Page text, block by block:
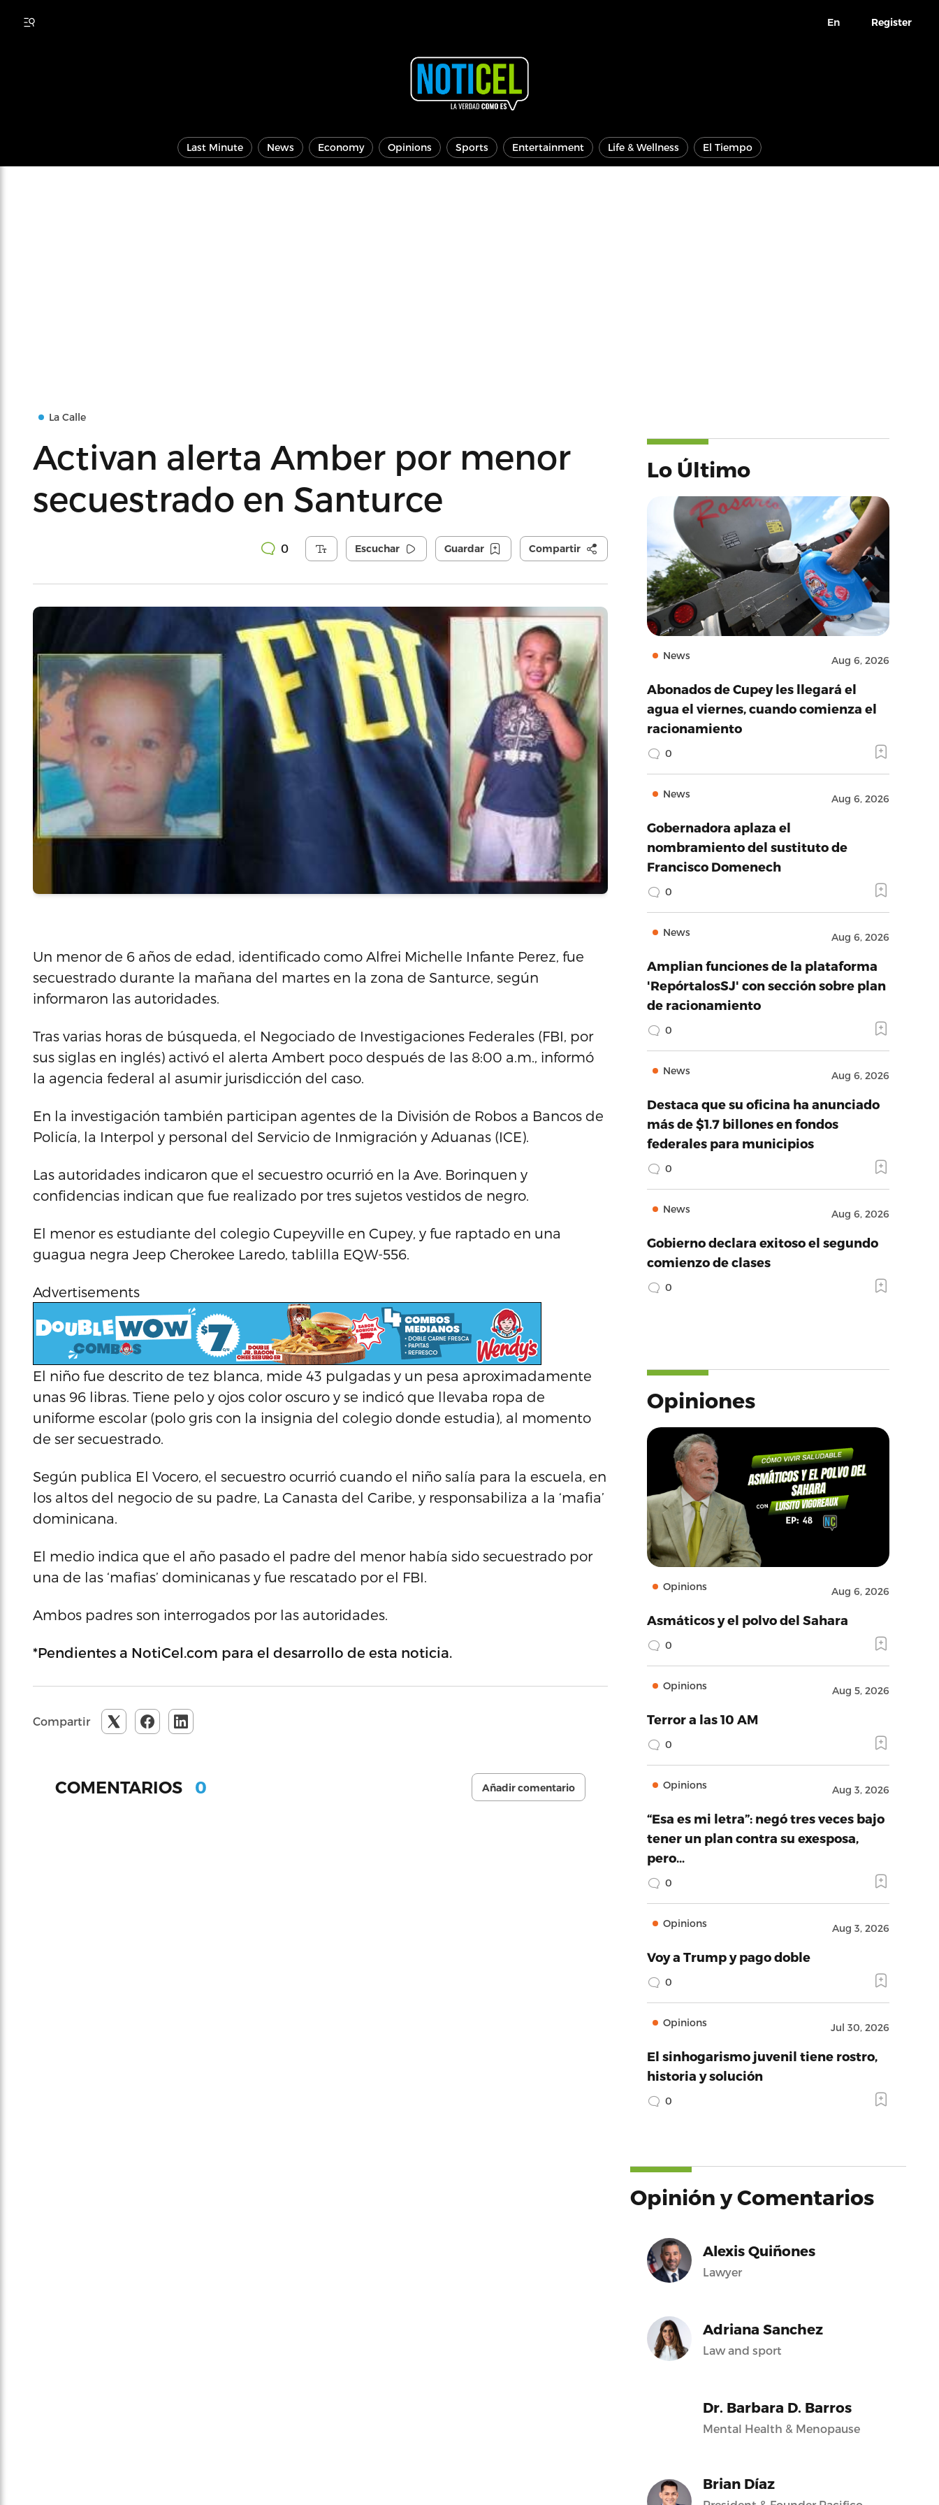
En Register
Last Minute News Economy Opinions Sports Entertainment Life & Wellness El Tiempo
La Calle
Activan alerta Amber por menor
secuestrado en Santurce
0 Escuchar Guardar Compartir
Un menor de 6 años de edad, identificado como Alfrei Michelle Infante Perez, fue
secuestrado durante la mañana del martes en la zona de Santurce, según
informaron las autoridades.
Tras varias horas de búsqueda, el Negociado de Investigaciones Federales (FBI, por
sus siglas en inglés) activó el alerta Ambert poco después de las 8:00 a.m., informó
la agencia federal al asumir jurisdicción del caso.
En la investigación también participan agentes de la División de Robos a Bancos de
Policía, la Interpol y personal del Servicio de Inmigración y Aduanas (ICE).
Las autoridades indicaron que el secuestro ocurrió en la Ave. Borinquen y
confidencias indican que fue realizado por tres sujetos vestidos de negro.
El menor es estudiante del colegio Cupeyville en Cupey, y fue raptado en una
guagua negra Jeep Cherokee Laredo, tablilla EQW-556.
Advertisements
El niño fue descrito de tez blanca, mide 43 pulgadas y un pesa aproximadamente
unas 96 libras. Tiene pelo y ojos color oscuro y se indicó que llevaba ropa de
uniforme escolar (polo gris con la insignia del colegio donde estudia), al momento
de ser secuestrado.
Según publica El Vocero, el secuestro ocurrió cuando el niño salía para la escuela, en
los altos del negocio de su padre, La Canasta del Caribe, y responsabiliza a la ‘mafia’
dominicana.
El medio indica que el año pasado el padre del menor había sido secuestrado por
una de las ‘mafias’ dominicanas y fue rescatado por el FBI.
Ambos padres son interrogados por las autoridades.
*Pendientes a NotiCel.com para el desarrollo de esta noticia.
Compartir
COMENTARIOS 0 Añadir comentario
Lo Último
News Aug 6, 2026
Abonados de Cupey les llegará el
agua el viernes, cuando comienza el
racionamiento
0
News Aug 6, 2026
Gobernadora aplaza el
nombramiento del sustituto de
Francisco Domenech
0
News Aug 6, 2026
Amplian funciones de la plataforma
'RepórtalosSJ' con sección sobre plan
de racionamiento
0
News Aug 6, 2026
Destaca que su oficina ha anunciado
más de $1.7 billones en fondos
federales para municipios
0
News Aug 6, 2026
Gobierno declara exitoso el segundo
comienzo de clases
0
Opiniones
Opinions Aug 6, 2026
Asmáticos y el polvo del Sahara
0
Opinions Aug 5, 2026
Terror a las 10 AM
0
Opinions Aug 3, 2026
“Esa es mi letra”: negó tres veces bajo
tener un plan contra su exesposa,
pero…
0
Opinions Aug 3, 2026
Voy a Trump y pago doble
0
Opinions Jul 30, 2026
El sinhogarismo juvenil tiene rostro,
historia y solución
0
Opinión y Comentarios
Alexis Quiñones
Lawyer
Adriana Sanchez
Law and sport
Dr. Barbara D. Barros
Mental Health & Menopause
Brian Díaz